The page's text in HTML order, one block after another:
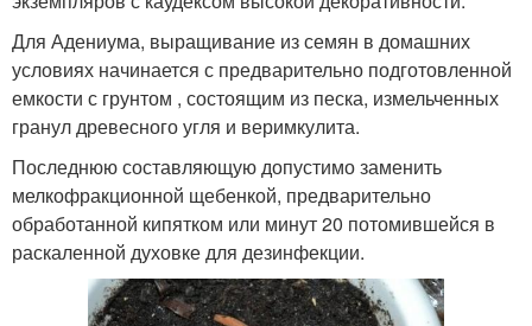
Для Адениума, выращивание из семян в домашних
условиях начинается с предварительно подготовленной
емкости с грунтом , состоящим из песка, измельченных
гранул древесного угля и веримкулита.
Последнюю составляющую допустимо заменить
мелкофракционной щебенкой, предварительно
обработанной кипятком или минут 20 потомившейся в
раскаленной духовке для дезинфекции.